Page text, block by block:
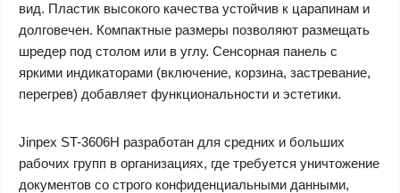
вид. Пластик высокого качества устойчив к царапинам и
долговечен. Компактные размеры позволяют размещать
шредер под столом или в углу. Сенсорная панель с
яркими индикаторами (включение, корзина, застревание,
перегрев) добавляет функциональности и эстетики.
Jinpex ST-3606H разработан для средних и больших
рабочих групп в организациях, где требуется уничтожение
документов со строго конфиденциальными данными,